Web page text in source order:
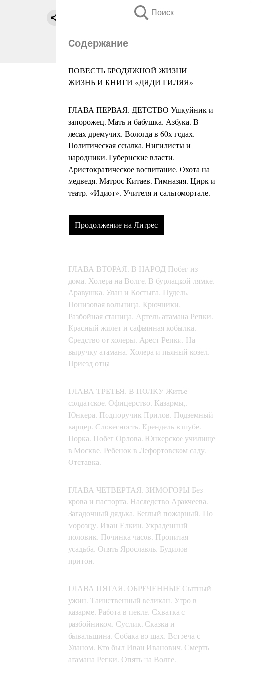
Поиск
Содержание
ПОВЕСТЬ БРОДЯЖНОЙ ЖИЗНИ
ЖИЗНЬ И КНИГИ «ДЯДИ ГИЛЯЯ»
ГЛАВА ПЕРВАЯ. ДЕТСТВО Ушкуйник и
запорожец. Мать и бабушка. Азбука. В
лесах дремучих. Вологда в 60х годах.
Политическая ссылка. Нигилисты и
народники. Губернские власти.
Аристократическое воспитание. Охота на
медведя. Матрос Китаев. Гимназия. Цирк и
театр. «Идиот». Учителя и сальтомортале.
Продолжение на Литрес
ГЛАВА ВТОРАЯ. В НАРОД Побег из
дома. Холера на Волге. В бурлацкой лямке.
Аравушка. Улан и Костыга. Пудель.
Понизовая вольница. Крючники.
Разбойная станица. Артель атамана Репки.
Красный жилет и сафьянная кобылка.
Средство от холеры. Арест Репки. На
выручку атамана. Холера и пьяный козел.
Приезд отца
ГЛАВА ТРЕТЬЯ. В ПОЛКУ Житье
солдатское. Офицерство. Казармы,.
Юнкера. Подпоручик Прилов. Подземный
карцер. Словесность. Крендель в шубе.
Порка. Побег Орлова. Юнкерское училище
в Москве. Ребенок в Лефортовском саду.
Отставка.
ГЛАВА ЧЕТВЕРТАЯ. ЗИМОГОРЫ Без
крова и паспорта. Наследство Аракчеева.
Загадочный дядька. Беглый пожарный. По
морозцу. Иван Елкин. Украденный
половик. Починка часов. Пропитая
усадьба. Опять Ярославль. Будилов
притон.
ГЛАВА ПЯТАЯ. ОБРЕЧЕННЫЕ Сытный
ужин. Таинственный великан. Утро в
казарме. Работа в пекле. Схватка с
разбойником. Суслик. Сказка и
бывальщина. Собака во щах. Встреча с
Уланом. Кто был Иван Иванович. Смерть
атамана Репки. Опять на Волге.